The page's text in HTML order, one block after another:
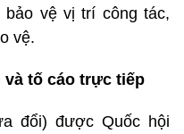
vệ vị trí công tác,
vệ.
tố cáo trực tiếp
đổi) được Quốc hội